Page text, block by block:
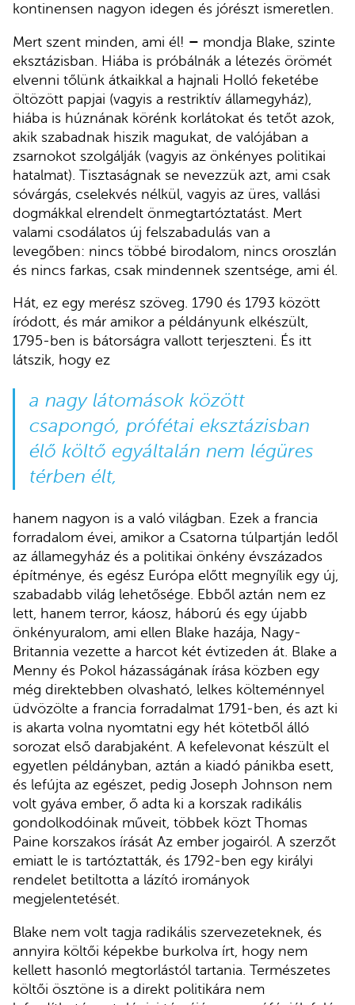
kontinensen nagyon idegen és jórészt ismeretlen.
Mert szent minden, ami él! – mondja Blake, szinte
eksztázisban. Hiába is próbálnák a létezés örömét
elvenni tőlünk átkaikkal a hajnali Holló feketébe
öltözött papjai (vagyis a restriktív államegyház),
hiába is húznának körénk korlátokat és tetőt azok,
akik szabadnak hiszik magukat, de valójában a
zsarnokot szolgálják (vagyis az önkényes politikai
hatalmat). Tisztaságnak se nevezzük azt, ami csak
sóvárgás, cselekvés nélkül, vagyis az üres, vallási
dogmákkal elrendelt önmegtartóztatást. Mert
valami csodálatos új felszabadulás van a
levegőben: nincs többé birodalom, nincs oroszlán
és nincs farkas, csak mindennek szentsége, ami él.
Hát, ez egy merész szöveg. 1790 és 1793 között
íródott, és már amikor a példányunk elkészült,
1795-ben is bátorságra vallott terjeszteni. És itt
látszik, hogy ez
a nagy látomások között
csapongó, prófétai eksztázisban
élő költő egyáltalán nem légüres
térben élt,
hanem nagyon is a való világban. Ezek a francia
forradalom évei, amikor a Csatorna túlpartján ledől
az államegyház és a politikai önkény évszázados
építménye, és egész Európa előtt megnyílik egy új,
szabadabb világ lehetősége. Ebből aztán nem ez
lett, hanem terror, káosz, háború és egy újabb
önkényuralom, ami ellen Blake hazája, Nagy-
Britannia vezette a harcot két évtizeden át. Blake a
Menny és Pokol házasságának írása közben egy
még direktebben olvasható, lelkes költeménnyel
üdvözölte a francia forradalmat 1791-ben, és azt ki
is akarta volna nyomtatni egy hét kötetből álló
sorozat első darabjaként. A kefelevonat készült el
egyetlen példányban, aztán a kiadó pánikba esett,
és lefújta az egészet, pedig Joseph Johnson nem
volt gyáva ember, ő adta ki a korszak radikális
gondolkodóinak műveit, többek közt Thomas
Paine korszakos írását Az ember jogairól. A szerzőt
emiatt le is tartóztatták, és 1792-ben egy királyi
rendelet betiltotta a lázító irományok
megjelentetését.
Blake nem volt tagja radikális szervezeteknek, és
annyira költői képekbe burkolva írt, hogy nem
kellett hasonló megtorlástól tartania. Természetes
költői ösztöne is a direkt politikára nem